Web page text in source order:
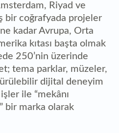
Riyad ve
bir coğrafyada projeler
kadar Avrupa, Orta
kıtası başta olmak
250’nin üzerinde
tema parklar, müzeler,
dijital deneyim
ile “mekânı
bir marka olarak